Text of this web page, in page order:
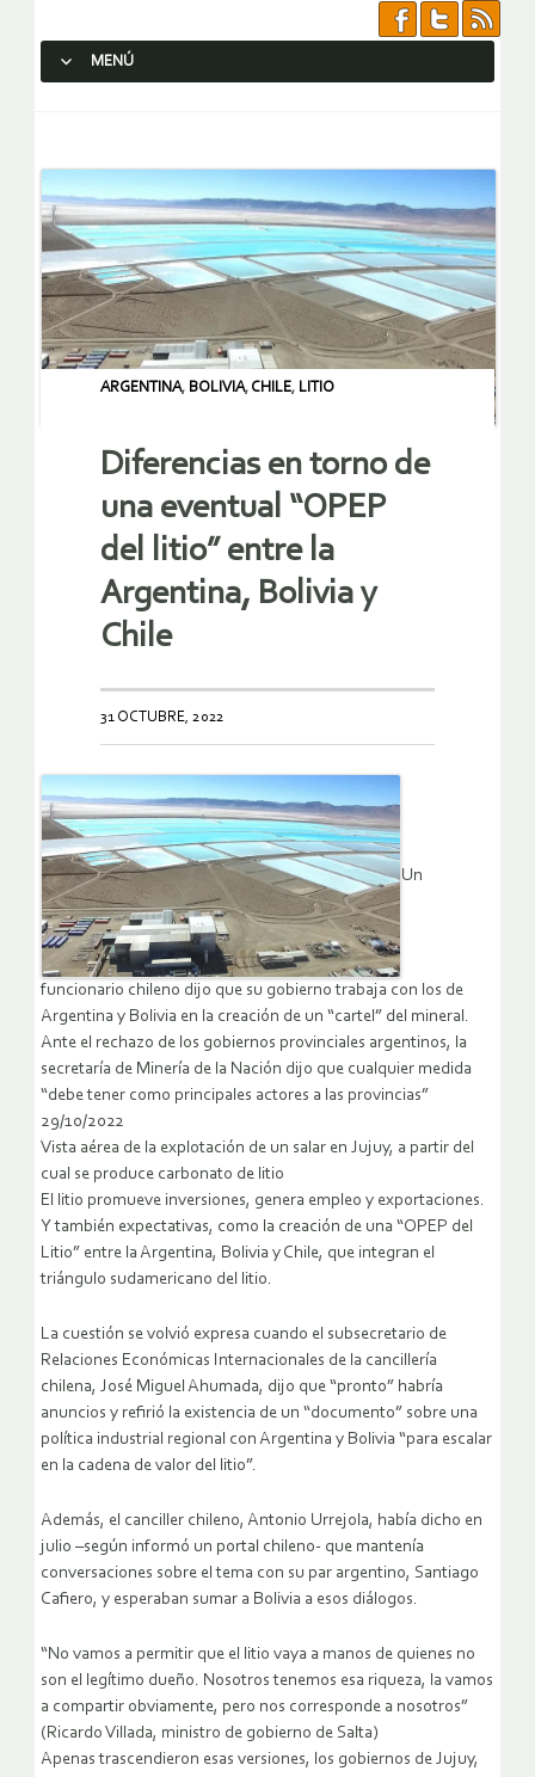
MENÚ
ARGENTINA, BOLIVIA, CHILE, LITIO
Diferencias en torno de
una eventual “OPEP
del litio” entre la
Argentina, Bolivia y
Chile
31 OCTUBRE, 2022
Un
funcionario chileno dijo que su gobierno trabaja con los de
Argentina y Bolivia en la creación de un “cartel” del mineral.
Ante el rechazo de los gobiernos provinciales argentinos, la
secretaría de Minería de la Nación dijo que cualquier medida
“debe tener como principales actores a las provincias”
29/10/2022
Vista aérea de la explotación de un salar en Jujuy, a partir del
cual se produce carbonato de litio
El litio promueve inversiones, genera empleo y exportaciones.
Y también expectativas, como la creación de una “OPEP del
Litio” entre la Argentina, Bolivia y Chile, que integran el
triángulo sudamericano del litio.
La cuestión se volvió expresa cuando el subsecretario de
Relaciones Económicas Internacionales de la cancillería
chilena, José Miguel Ahumada, dijo que “pronto” habría
anuncios y refirió la existencia de un “documento” sobre una
política industrial regional con Argentina y Bolivia “para escalar
en la cadena de valor del litio”.
Además, el canciller chileno, Antonio Urrejola, había dicho en
julio –según informó un portal chileno- que mantenía
conversaciones sobre el tema con su par argentino, Santiago
Cafiero, y esperaban sumar a Bolivia a esos diálogos.
“No vamos a permitir que el litio vaya a manos de quienes no
son el legítimo dueño. Nosotros tenemos esa riqueza, la vamos
a compartir obviamente, pero nos corresponde a nosotros”
(Ricardo Villada, ministro de gobierno de Salta)
Apenas trascendieron esas versiones, los gobiernos de Jujuy,